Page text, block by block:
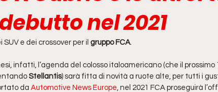
nel 2021
SUV e dei crossover per il gruppo FCA.
infatti, l’agenda del colosso italoamericano (che il
Stellantis) sarà fitta di novità a ruote alte, per tutti i
da Automotive News Europe, nel 2021 FCA proseguirà